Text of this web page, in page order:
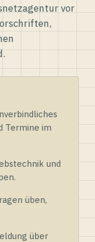
vor
Termine im
und
üben,
über